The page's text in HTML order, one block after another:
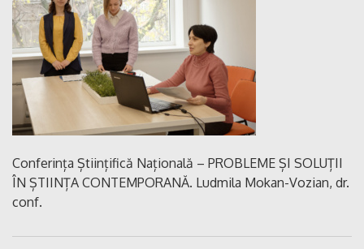
Conferința Științifică Națională – PROBLEME ȘI SOLUȚII
ÎN ȘTIINȚA CONTEMPORANĂ. Ludmila Mokan-Vozian, dr.
conf.